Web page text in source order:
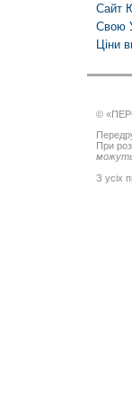
Сайт
Свою
Ціни
©
При
можуть
З усіх